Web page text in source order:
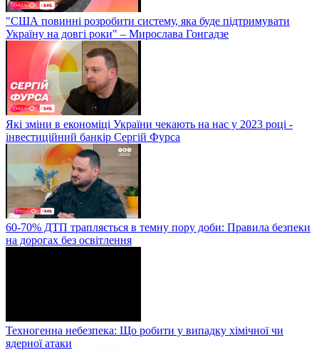
"США повинні розробити систему, яка буде підтримувати
Україну на довгі роки" – Мирослава Гонгадзе
Які зміни в економіці України чекають на нас у 2023 році -
інвестиційний банкір Сергій Фурса
60-70% ДТП трапляється в темну пору доби: Правила безпеки
на дорогах без освітлення
Техногенна небезпека: Що робити у випадку хімічної чи
ядерної атаки